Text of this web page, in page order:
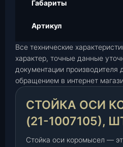
к
а
о
с
к
о
о
Габариты
Артикул
Все технические
характер, точные данные
документации производителя
обращением в интернет
СТОЙКА ОСИ
(21-1007105),
Стойка оси коромысел —